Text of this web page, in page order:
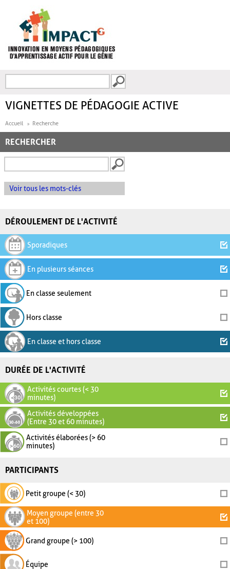
FORMULAIRE DE
VIGNETTES DE PÉDAGOGIE ACTIVE
Accueil Recherche
RECHERCHER
Voir tous les mots-clés
DÉROULEMENT DE L'ACTIVITÉ
Sporadiques
En plusieurs séances
En classe seulement
Hors classe
En classe et hors classe
DURÉE DE L'ACTIVITÉ
Activités courtes (< 30
minutes)
Activités développées
(Entre 30 et 60 minutes)
Activités élaborées (> 60
minutes)
PARTICIPANTS
Petit groupe (< 30)
Moyen groupe (entre 30
et 100)
Grand groupe (> 100)
Équipe